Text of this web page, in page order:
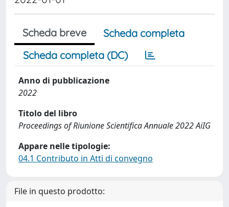
Scheda breve
Scheda completa
Scheda completa (DC)
Anno di pubblicazione
2022
Titolo del libro
Proceedings of Riunione Scientifica Annuale 2022 AiIG
Appare nelle tipologie:
04.1 Contributo in Atti di convegno
File in questo prodotto: